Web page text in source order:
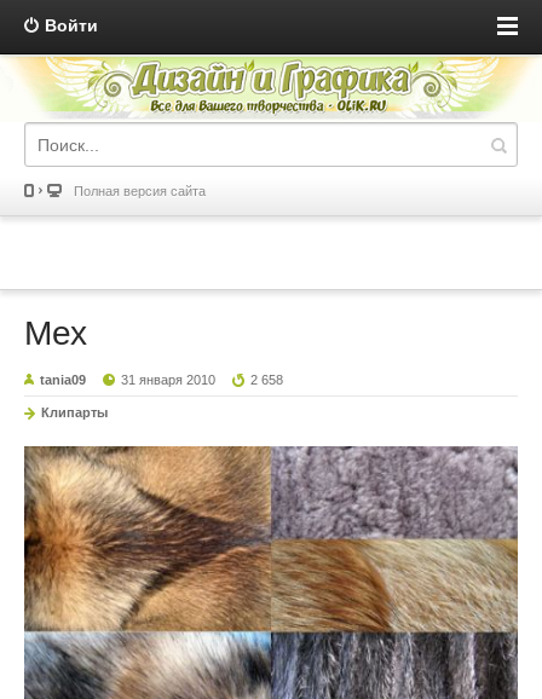
Войти
Полная версия сайта
Мех
tania09 31 января 2010 2 658
Клипарты